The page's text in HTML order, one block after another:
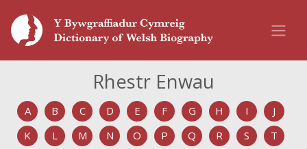
Rhestr Enwau
A B C D E F G H I
J
K
L M N O P Q R S
T